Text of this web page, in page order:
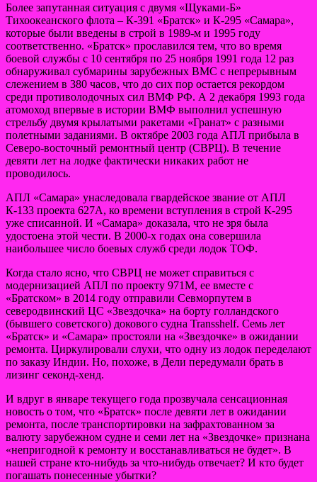
Более запутанная ситуация с двумя «Щуками-Б»
Тихоокеанского флота – К-391 «Братск» и К-295 «Самара»,
которые были введены в строй в 1989-м и 1995 году
соответственно. «Братск» прославился тем, что во время
боевой службы с 10 сентября по 25 ноября 1991 года 12 раз
обнаруживал субмарины зарубежных ВМС с непрерывным
слежением в 380 часов, что до сих пор остается рекордом
среди противолодочных сил ВМФ РФ. А 2 декабря 1993 года
атомоход впервые в истории ВМФ выполнил успешную
стрельбу двумя крылатыми ракетами «Гранат» с разными
полетными заданиями. В октябре 2003 года АПЛ прибыла в
Северо-восточный ремонтный центр (СВРЦ). В течение
девяти лет на лодке фактически никаких работ не
проводилось.
АПЛ «Самара» унаследовала гвардейское звание от АПЛ
К-133 проекта 627А, ко времени вступления в строй К-295
уже списанной. И «Самара» доказала, что не зря была
удостоена этой чести. В 2000-х годах она совершила
наибольшее число боевых служб среди лодок ТОФ.
Когда стало ясно, что СВРЦ не может справиться с
модернизацией АПЛ по проекту 971М, ее вместе с
«Братском» в 2014 году отправили Севморпутем в
северодвинский ЦС «Звездочка» на борту голландского
(бывшего советского) докового судна Transshelf. Семь лет
«Братск» и «Самара» простояли на «Звездочке» в ожидании
ремонта. Циркулировали слухи, что одну из лодок переделают
по заказу Индии. Но, похоже, в Дели передумали брать в
лизинг секонд-хенд.
И вдруг в январе текущего года прозвучала сенсационная
новость о том, что «Братск» после девяти лет в ожидании
ремонта, после транспортировки на зафрахтованном за
валюту зарубежном судне и семи лет на «Звездочке» признана
«непригодной к ремонту и восстанавливаться не будет». В
нашей стране кто-нибудь за что-нибудь отвечает? И кто будет
погашать понесенные убытки?